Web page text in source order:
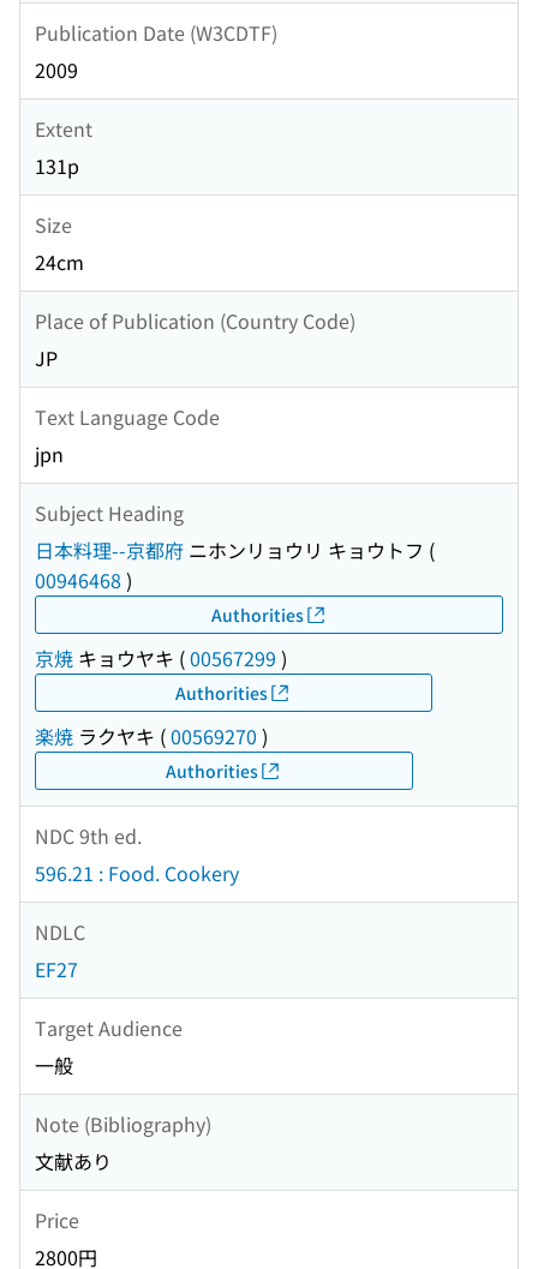
Publication Date (W3CDTF)
2009
Extent
131p
Size
24cm
Place of Publication (Country Code)
JP
Text Language Code
jpn
Subject Heading
日本料理--京都府 ニホンリョウリ キョウトフ (
00946468 )
Authorities
京焼 キョウヤキ (00567299 )
Authorities
楽焼 ラクヤキ (00569270 )
Authorities
NDC 9th ed.
596.21 : Food. Cookery
NDLC
EF27
Target Audience
一般
Note (Bibliography)
文献あり
Price
2800円